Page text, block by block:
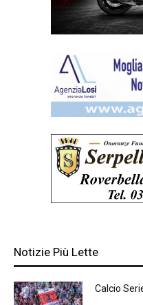
Notizie Più Lette
Calcio